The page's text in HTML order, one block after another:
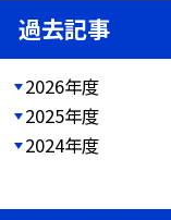
過去記事
2026年度
2025年度
2024年度